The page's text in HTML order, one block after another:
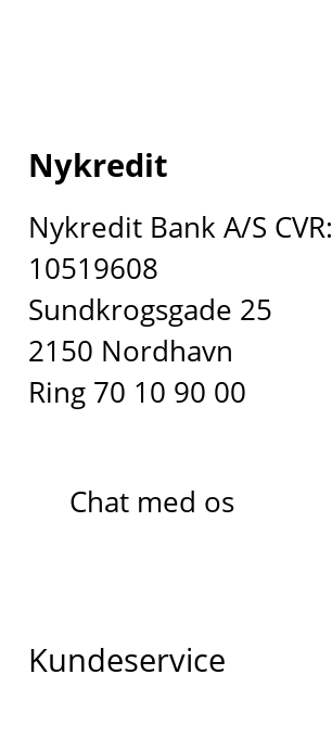
Nykredit
Nykredit Bank A/S CVR:
10519608
Sundkrogsgade 25
2150 Nordhavn
Ring 70 10 90 00
Chat med os
Kundeservice